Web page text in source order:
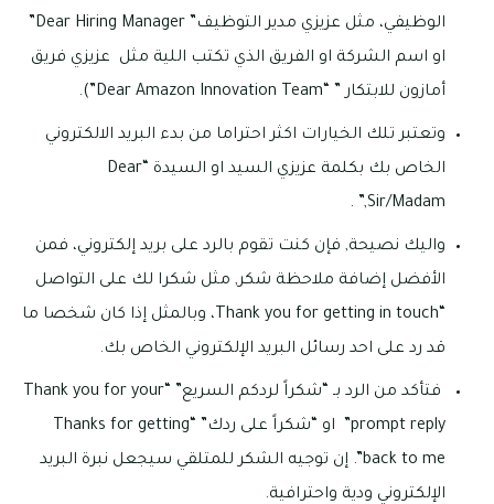
الوظيفي، مثل عزيزي مدير التوظيف” Dear Hiring Manager”
او اسم الشركة او الفريق الذي تكتب اللية مثل عزيزي فريق
أمازون للابتكار ” “Dear Amazon Innovation Team”).
وتعتبر تلك الخيارات اكثر احتراما من بدء البريد الالكتروني
الخاص بك بكلمة عزيزي السيد او السيدة “Dear
Sir/Madam,” .
واليك نصيحة, فإن كنت تقوم بالرد على بريد إلكتروني، فمن
الأفضل إضافة ملاحظة شكر, مثل شكرا لك على التواصل
“Thank you for getting in touch، وبالمثل إذا كان شخصا ما
قد رد على احد رسائل البريد الإلكتروني الخاص بك.
فتأكد من الرد بـ “شكراً لردكم السريع” “Thank you for your
prompt reply” او “شكراً على ردك” “Thanks for getting
back to me”. إن توجيه الشكر للمتلقي سيجعل نبرة البريد
الإلكتروني ودية واحترافية.